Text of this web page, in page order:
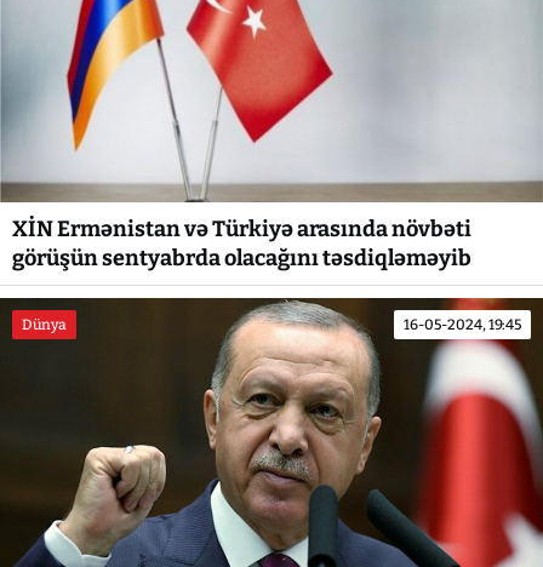
XİN Ermənistan və Türkiyə arasında növbəti
görüşün sentyabrda olacağını təsdiqləməyib
Dünya 16-05-2024, 19:45